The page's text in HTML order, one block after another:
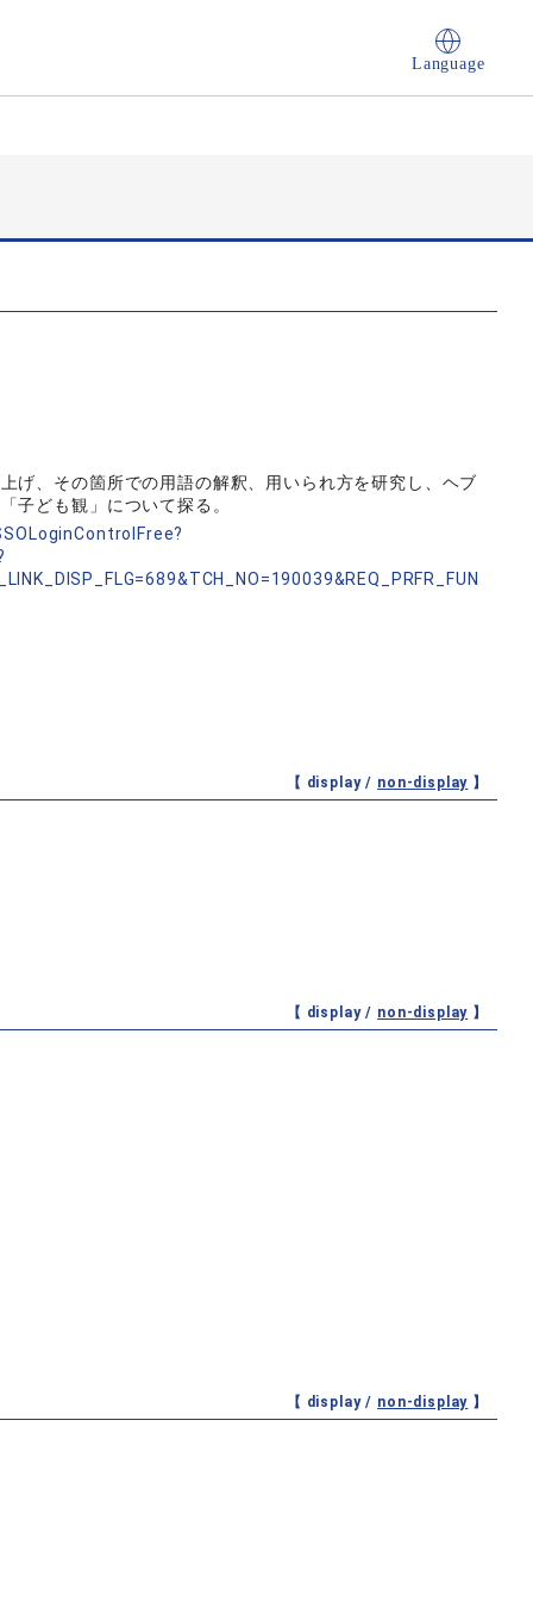
Language
げ、その箇所での用語の解釈、用いられ方を研究し、ヘブ
子ども観」について探る。
【 display / non-display 】
【 display / non-display 】
【 display / non-display 】